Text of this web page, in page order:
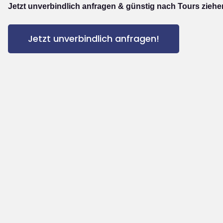
Jetzt unverbindlich anfragen & günstig nach Tours
Jetzt unverbindlich anfragen!